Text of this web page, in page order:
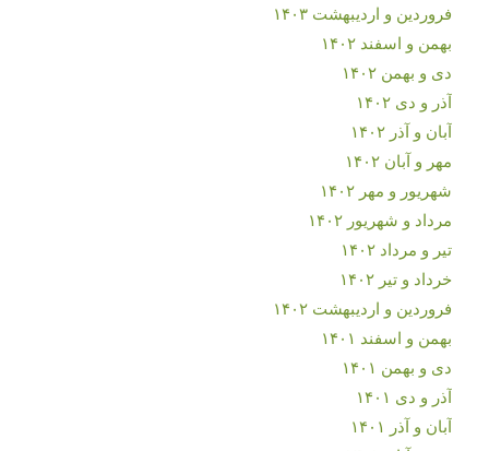
فروردین و اردیبهشت ۱۴۰۳
بهمن و اسفند ۱۴۰۲
دی و بهمن ۱۴۰۲
آذر و دی ۱۴۰۲
آبان و آذر ۱۴۰۲
مهر و آبان ۱۴۰۲
شهریور و مهر ۱۴۰۲
مرداد و شهریور ۱۴۰۲
تیر و مرداد ۱۴۰۲
خرداد و تیر ۱۴۰۲
فروردین و اردیبهشت ۱۴۰۲
بهمن و اسفند ۱۴۰۱
دی و بهمن ۱۴۰۱
آذر و دی ۱۴۰۱
آبان و آذر ۱۴۰۱